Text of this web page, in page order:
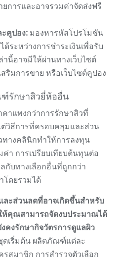
การและอาจรวมค่าจัดส่งฟรี
คูปอง: มองหารหัสโปรโมชัน
ระหว่างการชำระเงินเพื่อรับ
านี้อาจมีให้ผ่านทางเว็บไซต์
ริมการขาย หรือเว็บไซต์คูปอง
รักษาสิวยี่ห้ออื่น
าแพงกว่าการรักษาสิวที่
ต่วิธีการที่ครอบคลุมและส่วน
างคลินิกทำให้การลงทุน
า การเปรียบเทียบต้นทุนต่อ
กับทางเลือกอื่นที่ถูกกว่า
ดยรวมได้
ละส่วนลดที่อาจเกิดขึ้นสำหรับ
คุณสามารถจัดงบประมาณได้
คงรักษากิจวัตรการดูแลผิว
ดเริ่มต้น ผลิตภัณฑ์แต่ละ
สมาชิก การสำรวจตัวเลือก